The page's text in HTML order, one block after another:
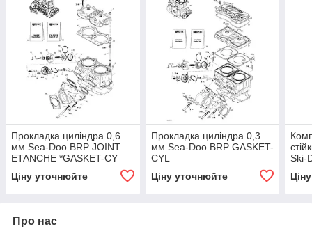
Прокладка циліндра 0,6
мм Sea-Doo BRP JOINT
ETANCHE *GASKET-CY
Ціну уточнюйте
Прокладка циліндра 0,3
мм Sea-Doo BRP GASKET-
CYL
Ціну уточнюйте
Ski-
Про нас